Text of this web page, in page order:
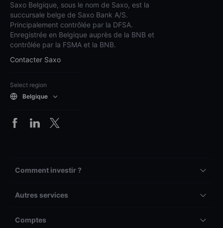
Saxo Belgique, sous le nom de Saxo, est la
succursale belge de Saxo Bank A/S.
Principalement contrôlée par la DFSA.
Enregistrée en Belgique auprès de la BNB et
contrôlée par la FSMA et la BNB.
Contacter Saxo
Select region
Belgique
Comment investir ?
Autres services
Comptes